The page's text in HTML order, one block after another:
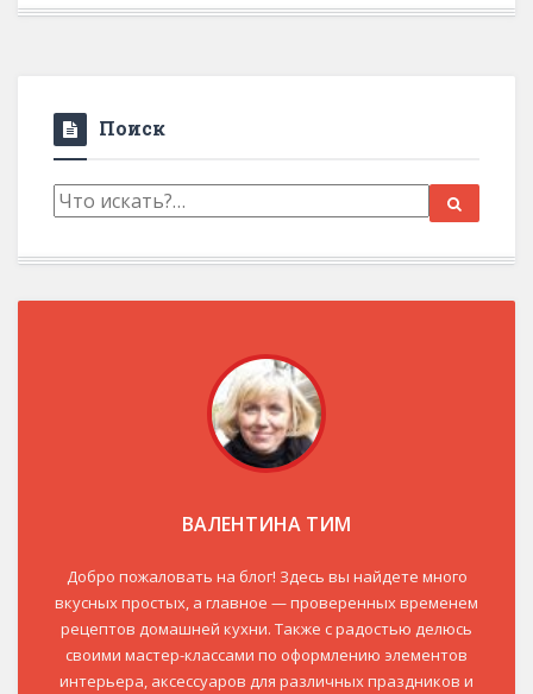
Поиск
ВАЛЕНТИНА ТИМ
Добро пожаловать на блог! Здесь вы найдете много
вкусных простых, а главное — проверенных временем
рецептов домашней кухни. Также с радостью делюсь
своими мастер-классами по оформлению элементов
интерьера, аксессуаров для различных праздников и